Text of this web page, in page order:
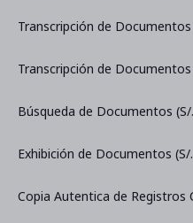
Transcripción de
Transcripción de
Búsqueda de Documentos (S/
Exhibición de Documentos (S/
Copia Autentica de Registros